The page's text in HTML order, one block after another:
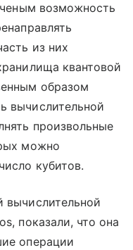
возможность
из них
квантовой
образом
вычислительной
произвольные
можно
кубитов.
вычислительной
показали, что она
операции